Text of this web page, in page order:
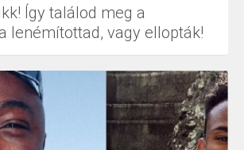
Így találod meg a
lenémítottad, vagy ellopták!